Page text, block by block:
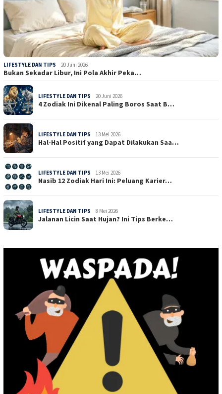
LIFESTYLE DAN TIPS 20 Juni 2026
Bukan Sekadar Libur, Ini Pola Akhir Peka…
LIFESTYLE DAN TIPS 20 Juni 2026
4 Zodiak Ini Dikenal Paling Boros Saat B…
LIFESTYLE DAN TIPS 13 Mei 2026
Hal-Hal Positif yang Dapat Dilakukan Saa…
LIFESTYLE DAN TIPS 13 Mei 2026
Nasib 12 Zodiak Hari Ini: Peluang Karier…
LIFESTYLE DAN TIPS 8 Mei 2026
Jalanan Licin Saat Hujan? Ini Tips Berke…